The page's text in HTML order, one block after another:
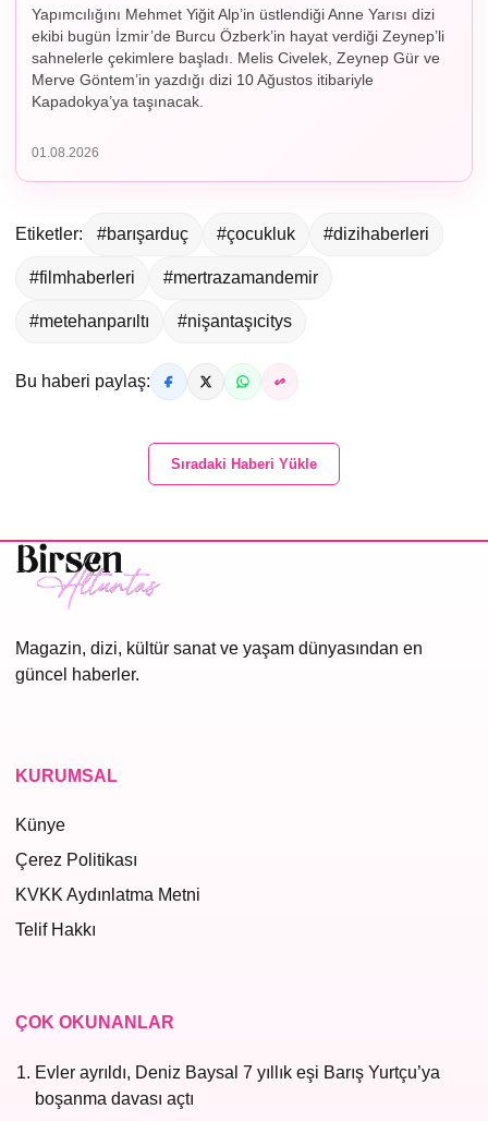
Yapımcılığını Mehmet Yiğit Alp’in üstlendiği Anne Yarısı dizi
ekibi bugün İzmir’de Burcu Özberk’in hayat verdiği Zeynep’li
sahnelerle çekimlere başladı. Melis Civelek, Zeynep Gür ve
Merve Göntem’in yazdığı dizi 10 Ağustos itibariyle
Kapadokya’ya taşınacak.
01.08.2026
Etiketler: #barışarduç #çocukluk #dizihaberleri
#filmhaberleri #mertrazamandemir
#metehanparıltı #nişantaşıcitys
Bu haberi paylaş:
Sıradaki Haberi Yükle
Magazin, dizi, kültür sanat ve yaşam dünyasından en
güncel haberler.
KURUMSAL
Künye
Çerez Politikası
KVKK Aydınlatma Metni
Telif Hakkı
ÇOK OKUNANLAR
Evler ayrıldı, Deniz Baysal 7 yıllık eşi Barış Yurtçu’ya
boşanma davası açtı